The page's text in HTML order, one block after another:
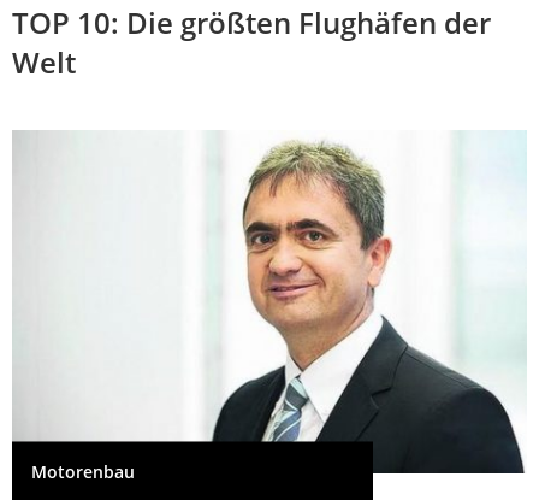
TOP 10: Die größten Flughäfen der
Welt
Motorenbau